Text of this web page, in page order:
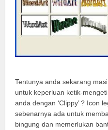
Tentunya anda sekarang
untuk keperluan ketik-
anda dengan ‘Clippy’ ? Icon
sebenarnya ada untuk
bingung dan memerlukan